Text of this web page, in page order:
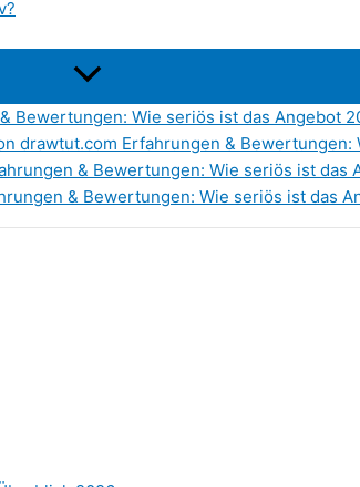
Bewertungen: Wie seriös ist das Angebot
drawtut.com Erfahrungen & Bewertungen:
& Bewertungen: Wie seriös ist das
& Bewertungen: Wie seriös ist das